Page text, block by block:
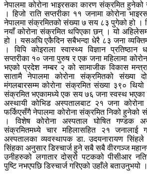
नेपालमा कोरोना भाइरसका कारण संक्रमित
। हिजो राति सप्तरीका ११ जनामा कोरोना
नेपालमा संक्रमितको संख्या ७ सय ८३ पुगेको हो ।
नयाँ कोरोना संक्रमित थपिएका छन् । यो
हो । यसअघि एकैदिन सबैभन्दा धेरै ८३ जना
। विपि कोइराला स्वास्थ्य विज्ञान प्रतिष्ठान
सप्तरीका १० जना पुरुष र एक जना महिलामा
भएको प्रदेश नम्बर २ को सामाजीक विकास
सातामै नेपालमा कोरोना संक्रमितको
मंगलबारसम्म कोरोना संक्रमित संख्या ३९०
संक्रमित भएकामध्ये एक सय ७६ जना स्वस्थ भएका
अस्थायी कोभिड अस्पतालबाट २१ जना
फर्किएसँगै नेपालमा कोरोना संक्रमित निको
। विशेष कोरोना अस्पताल घोषित गण्डक
संक्रमितमध्ये चार महिलासहित २१ जनालाई
अस्पतालका व्यवस्थापक डा. उदयनारायण सिंहले
सिंहका अनुसार डिस्चार्ज हुने सबै सबै वीरगञ्ज
उनीहरुको लगातार दोस्रो पटकको पीसीआर
पुष्टि नभएपछि डिस्चार्ज गरिएको उहाँले बताउनुभयो ।